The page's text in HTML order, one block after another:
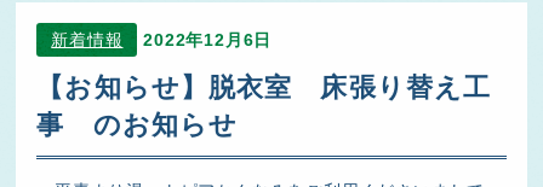
新着情報 2022年12月6日
【お知らせ】脱衣室 床張り替え工
事 のお知らせ